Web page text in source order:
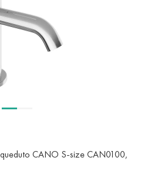
CANO S-size CAN0100,